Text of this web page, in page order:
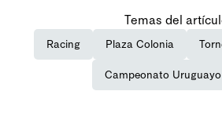
Temas del
Racing Plaza Colonia
Campeonato